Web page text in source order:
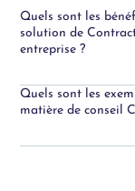
Quels sont les
solution de
entreprise ?
Quels sont les
matière de conseil